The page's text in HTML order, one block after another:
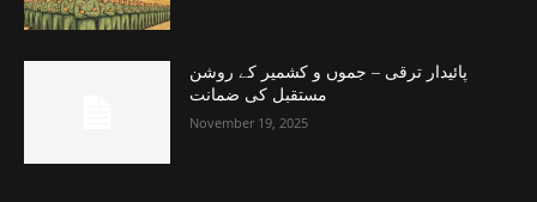
پائیدار ترقی – جموں و کشمیر کے روشن
مستقبل کی ضمانت
November 19, 2025